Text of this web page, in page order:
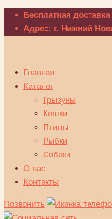
Бесплатная
Адрес: г. Нижний
Главная
Каталог
Грызуны
Кошки
Птицы
Рыбки
Собаки
О нас
Контакты
Позвонить